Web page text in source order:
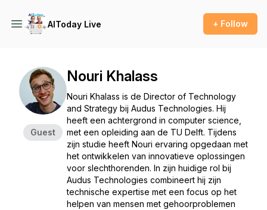
AIToday Live + Follow
Guest
Nouri Khalass
Nouri Khalass is de Director of Technology
and Strategy bij Audus Technologies. Hij
heeft een achtergrond in computer science,
met een opleiding aan de TU Delft. Tijdens
zijn studie heeft Nouri ervaring opgedaan met
het ontwikkelen van innovatieve oplossingen
voor slechthorenden. In zijn huidige rol bij
Audus Technologies combineert hij zijn
technische expertise met een focus op het
helpen van mensen met gehoorproblemen